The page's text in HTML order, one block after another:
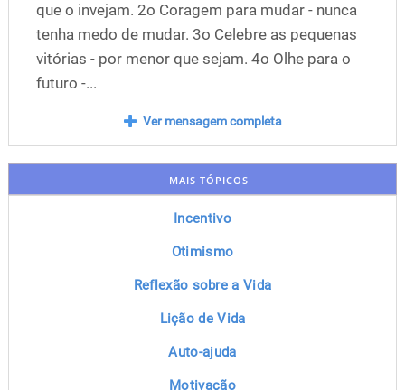
que o invejam. 2o Coragem para mudar - nunca
tenha medo de mudar. 3o Celebre as pequenas
vitórias - por menor que sejam. 4o Olhe para o
futuro -...
Ver mensagem completa
MAIS TÓPICOS
Incentivo
Otimismo
Reflexão sobre a Vida
Lição de Vida
Auto-ajuda
Motivação